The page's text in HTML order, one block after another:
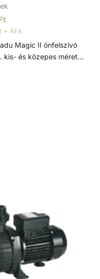
közötti is maximális
gyors és egyszerű
homok/víz
szervizeléshez. A felső
eloszlását a homokágy
érdekében.
+ ÁFA
kis- és közepes méretű
víztisztaság ideális
szivattyúk és
teszi, hogy az
válasszuk. A
és az
tervezték. A
a maximális áramlás és
összehangolva. A
keringető
és közepes méretű
megbízható német
Sósvizes
5 g/l só koncentrációig.
a vízfelszín fölé vagy